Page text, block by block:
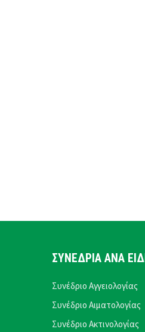
ΣΥΝΕΔΡΙΑ ΑΝΑ
Συνέδριο Αγγειολογίας
Συνέδριο Αιματολογίας
Συνέδριο Ακτινολογίας